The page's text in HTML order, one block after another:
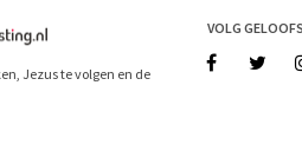
Jezus te volgen en de
VOLG